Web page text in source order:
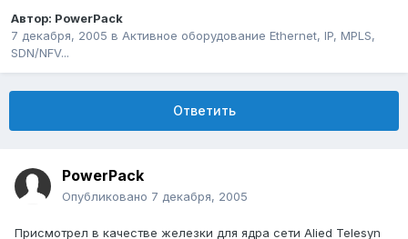
Автор: PowerPack
7 декабря, 2005 в Активное оборудование Ethernet, IP, MPLS,
SDN/NFV...
Ответить
PowerPack
Опубликовано 7 декабря, 2005
Присмотрел в качестве железки для ядра сети Alied Telesyn